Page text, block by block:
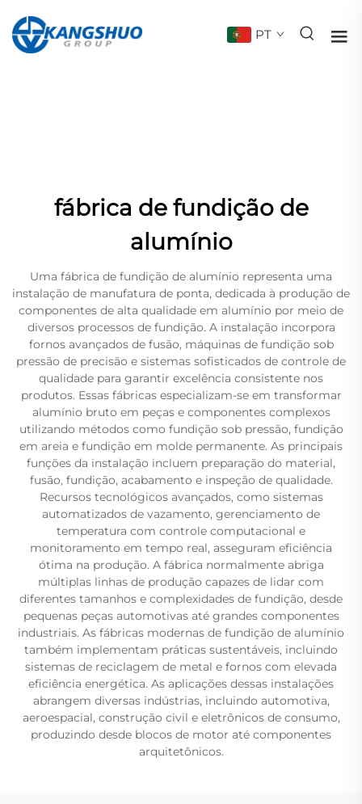
PT
fábrica de fundição de
alumínio
Uma fábrica de fundição de alumínio representa uma
instalação de manufatura de ponta, dedicada à produção de
componentes de alta qualidade em alumínio por meio de
diversos processos de fundição. A instalação incorpora
fornos avançados de fusão, máquinas de fundição sob
pressão de precisão e sistemas sofisticados de controle de
qualidade para garantir excelência consistente nos
produtos. Essas fábricas especializam-se em transformar
alumínio bruto em peças e componentes complexos
utilizando métodos como fundição sob pressão, fundição
em areia e fundição em molde permanente. As principais
funções da instalação incluem preparação do material,
fusão, fundição, acabamento e inspeção de qualidade.
Recursos tecnológicos avançados, como sistemas
automatizados de vazamento, gerenciamento de
temperatura com controle computacional e
monitoramento em tempo real, asseguram eficiência
ótima na produção. A fábrica normalmente abriga
múltiplas linhas de produção capazes de lidar com
diferentes tamanhos e complexidades de fundição, desde
pequenas peças automotivas até grandes componentes
industriais. As fábricas modernas de fundição de alumínio
também implementam práticas sustentáveis, incluindo
sistemas de reciclagem de metal e fornos com elevada
eficiência energética. As aplicações dessas instalações
abrangem diversas indústrias, incluindo automotiva,
aeroespacial, construção civil e eletrônicos de consumo,
produzindo desde blocos de motor até componentes
arquitetônicos.